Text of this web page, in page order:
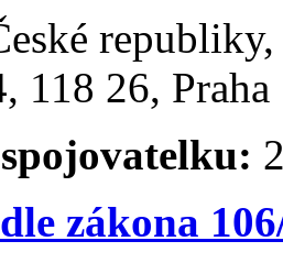
118 26,
zákona